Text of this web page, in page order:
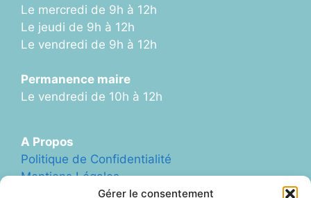
Gérer le consentement
Le mercredi de 9h à 12h
Le jeudi de 9h à 12h
Le vendredi de 9h à 12h
Permanence maire
Le vendredi de 10h à 12h
A Propos
Politique de Confidentialité
Mentions Légales